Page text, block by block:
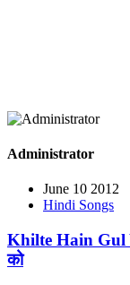
Administrator
June 10 2012
Hindi Songs
Khilte Hain Gul
को